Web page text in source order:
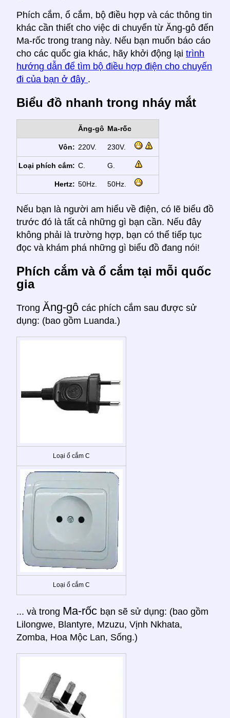
Phích cắm, ổ cắm, bộ điều hợp và các thông tin
khác cần thiết cho việc di chuyển từ Ăng-gô đến
Ma-rốc trong trang này. Nếu bạn muốn báo cáo
cho các quốc gia khác, hãy khởi động lại trình
hướng dẫn để tìm bộ điều hợp điện cho chuyến
đi của bạn ở đây .
Biểu đồ nhanh trong nháy mắt
Ăng-gô Ma-rốc
Vôn: 220V. 230V.
Loại phích cắm: C. G.
Hertz: 50Hz. 50Hz.
Nếu bạn là người am hiểu về điện, có lẽ biểu đồ
trước đó là tất cả những gì bạn cần. Nếu đây
không phải là trường hợp, bạn có thể tiếp tục
đọc và khám phá những gì biểu đồ đang nói!
Phích cắm và ổ cắm tại mỗi quốc
gia
Trong Ăng-gô các phích cắm sau được sử
dụng: (bao gồm Luanda.)
Loại ổ cắm C
Loại ổ cắm C
... và trong Ma-rốc bạn sẽ sử dụng: (bao gồm
Lilongwe, Blantyre, Mzuzu, Vịnh Nkhata,
Zomba, Hoa Mộc Lan, Sống.)